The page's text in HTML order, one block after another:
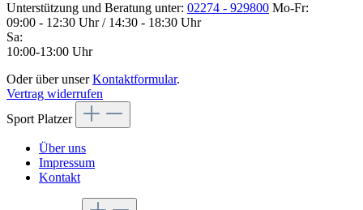
Unterstützung und Beratung unter: 02274 - 929800 Mo-Fr:
09:00 - 12:30 Uhr / 14:30 - 18:30 Uhr
Sa:
10:00-13:00 Uhr
Oder über unserKontaktformular.
Vertrag widerrufen
Sport Platzer
Über uns
Impressum
Kontakt